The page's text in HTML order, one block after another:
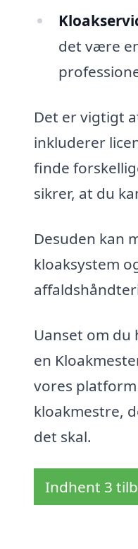
det være
Det er vigtigt
inkluderer
finde
sikrer, at du
Desuden kan
kloaksystem
Uanset om
en
vores
kloakmestre,
det skal.
Indhent 3